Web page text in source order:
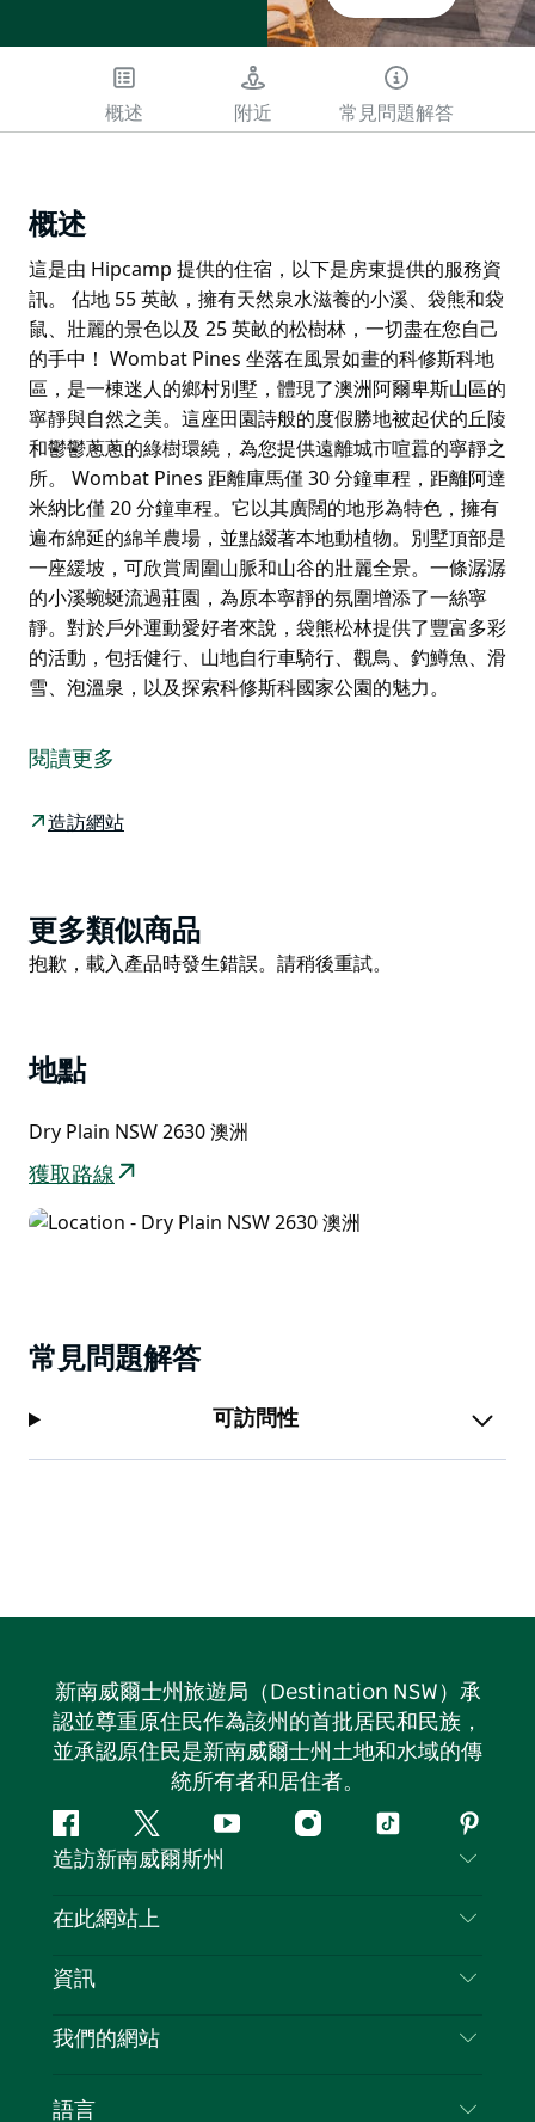
概述 附近 常見問題解答
概述
這是由 Hipcamp 提供的住宿，以下是房東提供的服務資
訊。 佔地 55 英畝，擁有天然泉水滋養的小溪、袋熊和袋
鼠、壯麗的景色以及 25 英畝的松樹林，一切盡在您自己
的手中！ Wombat Pines 坐落在風景如畫的科修斯科地
區，是一棟迷人的鄉村別墅，體現了澳洲阿爾卑斯山區的
寧靜與自然之美。這座田園詩般的度假勝地被起伏的丘陵
和鬱鬱蔥蔥的綠樹環繞，為您提供遠離城市喧囂的寧靜之
所。 Wombat Pines 距離庫馬僅 30 分鐘車程，距離阿達
米納比僅 20 分鐘車程。它以其廣闊的地形為特色，擁有
遍布綿延的綿羊農場，並點綴著本地動植物。別墅頂部是
一座緩坡，可欣賞周圍山脈和山谷的壯麗全景。一條潺潺
的小溪蜿蜒流過莊園，為原本寧靜的氛圍增添了一絲寧
靜。對於戶外運動愛好者來說，袋熊松林提供了豐富多彩
的活動，包括健行、山地自行車騎行、觀鳥、釣鱒魚、滑
雪、泡溫泉，以及探索科修斯科國家公園的魅力。
訊。
壯麗的景色以及 25 英畝的松樹林，一切盡在您自己的手
與自然之美。這座田園詩般的度假勝地被起伏的丘陵和鬱
鬱蔥蔥的綠樹環繞，為您提供遠離城市喧囂的寧靜之所。
Wombat Pines 距離庫馬僅 30 分鐘車程，距離阿達米納
緩坡，可欣賞周圍山脈和山谷的壯麗全景。一條潺潺的小
溪蜿蜒流過莊園，為原本寧靜的氛圍增添了一絲寧靜。對
於戶外運動愛好者來說，袋熊松林提供了豐富多彩的活
動，包括健行、山地自行車騎行、觀鳥、釣鱒魚、滑雪、
泡溫泉，以及探索科修斯科國家公園的魅力。
閱讀更多
造訪網站
Product
List
更多類似商品
Product
抱歉，載入產品時發生錯誤。請稍後重試。
地點
Dry Plain NSW 2630 澳洲
獲取路線
常見問題解答
可訪問性
新南威爾士州旅遊局（Destination NSW）承
認並尊重原住民作為該州的首批居民和民族，
並承認原住民是新南威爾士州土地和水域的傳
統所有者和居住者。
Facebook嘰
嘰
喳
Youtube Instagram
抖
造訪新南威爾斯州
聯絡我們
隱私
Cookie 通知
在此網站上
目的地
新南威爾斯州公路旅行
活動
資訊
旅行資訊
我們的網站
語言